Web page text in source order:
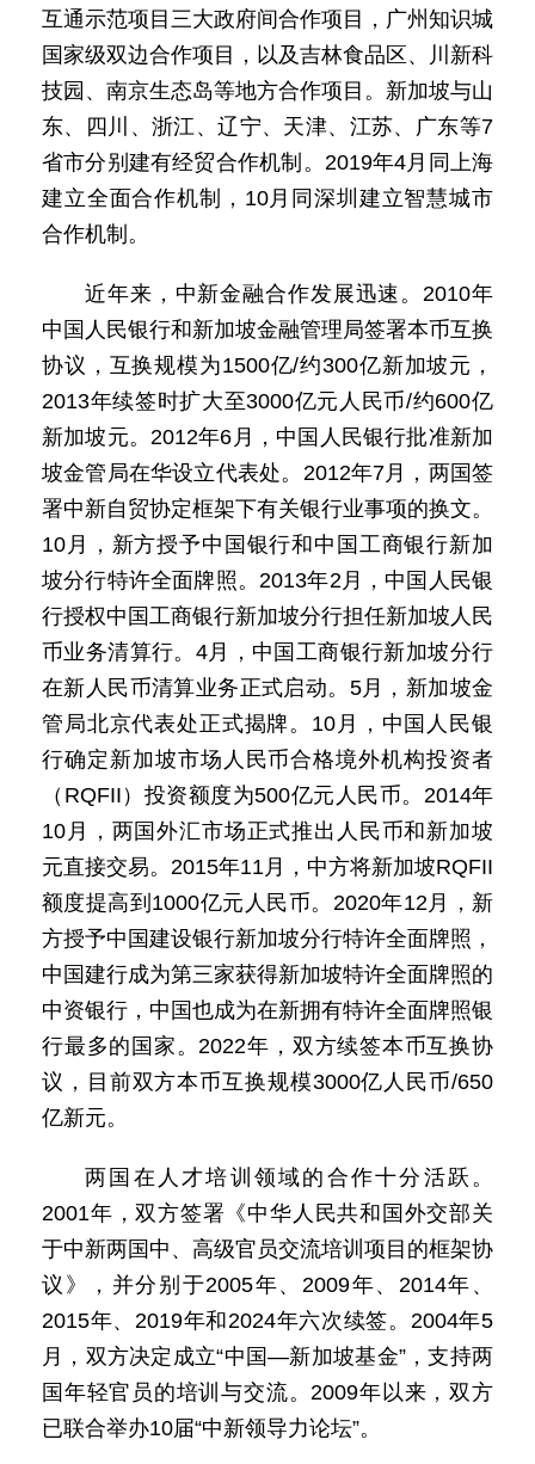
互通示范项目三大政府间合作项目，广州知识城
国家级双边合作项目，以及吉林食品区、川新科
技园、南京生态岛等地方合作项目。新加坡与山
东、四川、浙江、辽宁、天津、江苏、广东等7
省市分别建有经贸合作机制。2019年4月同上海
建立全面合作机制，10月同深圳建立智慧城市
合作机制。
近年来，中新金融合作发展迅速。2010年
中国人民银行和新加坡金融管理局签署本币互换
协议，互换规模为1500亿/约300亿新加坡元，
2013年续签时扩大至3000亿元人民币/约600亿
新加坡元。2012年6月，中国人民银行批准新加
坡金管局在华设立代表处。2012年7月，两国签
署中新自贸协定框架下有关银行业事项的换文。
10月，新方授予中国银行和中国工商银行新加
坡分行特许全面牌照。2013年2月，中国人民银
行授权中国工商银行新加坡分行担任新加坡人民
币业务清算行。4月，中国工商银行新加坡分行
在新人民币清算业务正式启动。5月，新加坡金
管局北京代表处正式揭牌。10月，中国人民银
行确定新加坡市场人民币合格境外机构投资者
（RQFII）投资额度为500亿元人民币。2014年
10月，两国外汇市场正式推出人民币和新加坡
元直接交易。2015年11月，中方将新加坡RQFII
额度提高到1000亿元人民币。2020年12月，新
方授予中国建设银行新加坡分行特许全面牌照，
中国建行成为第三家获得新加坡特许全面牌照的
中资银行，中国也成为在新拥有特许全面牌照银
行最多的国家。2022年，双方续签本币互换协
议，目前双方本币互换规模3000亿人民币/650
亿新元。
两国在人才培训领域的合作十分活跃。
2001年，双方签署《中华人民共和国外交部关
于中新两国中、高级官员交流培训项目的框架协
议》，并分别于2005年、2009年、2014年、
2015年、2019年和2024年六次续签。2004年5
月，双方决定成立“中国—新加坡基金”，支持两
国年轻官员的培训与交流。2009年以来，双方
已联合举办10届“中新领导力论坛”。